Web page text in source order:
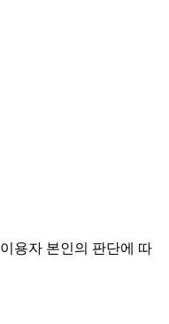
용자 본인의 판단에 따